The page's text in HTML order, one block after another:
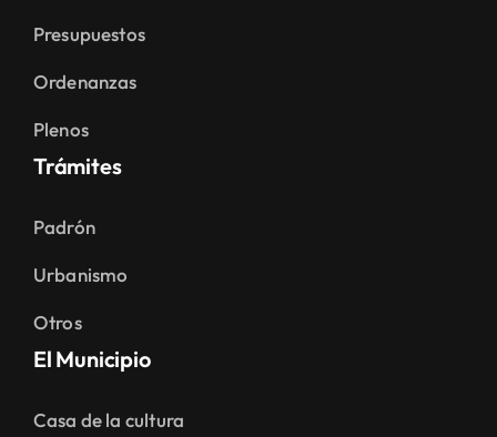
Presupuestos
Ordenanzas
Plenos
Trámites
Padrón
Urbanismo
Otros
El Municipio
Casa de la cultura